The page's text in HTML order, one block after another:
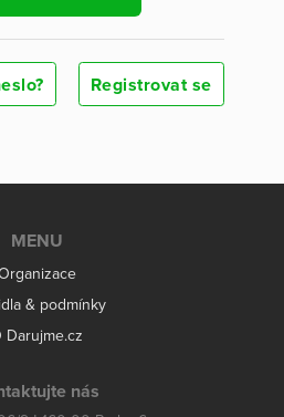
Registrovat se
MENU
& podmínky
Darujme.cz
nás